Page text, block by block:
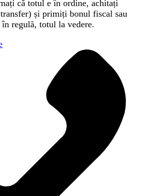
că totul e în ordine, achitați
și primiți bonul fiscal sau
regulă, totul la vedere.